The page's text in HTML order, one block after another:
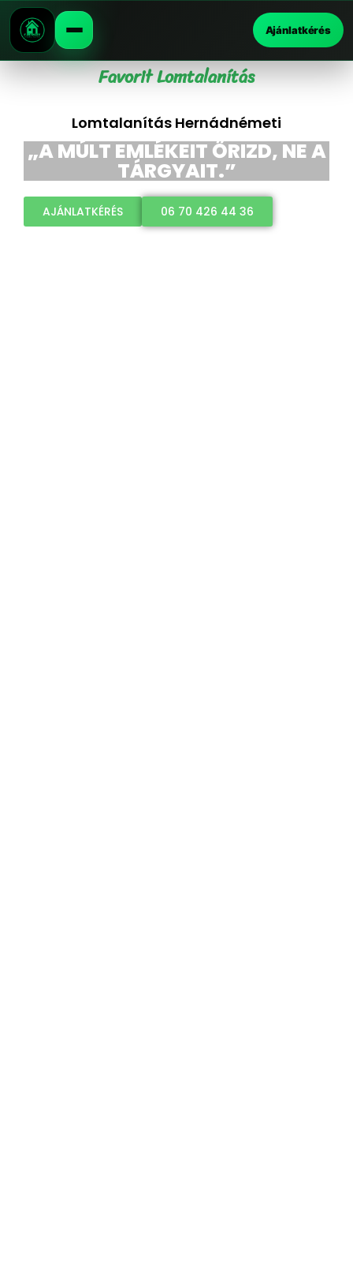
Ajánlatkérés
Favorit Lomtalanítás
Lomtalanítás Hernádnémeti
„A MÚLT EMLÉKEIT ŐRIZD, NE A
TÁRGYAIT.”
AJÁNLATKÉRÉS 06 70 426 44 36